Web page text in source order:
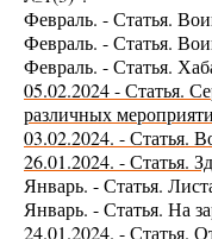
Февраль. - Статья.
Февраль. - Статья.
Февраль. - Статья.
05.02.2024 - Статья.
различных
03.02.2024. - Статья.
26.01.2024. - Статья.
Январь. - Статья.
Январь. - Статья. На
24.01.2024. - Статья.